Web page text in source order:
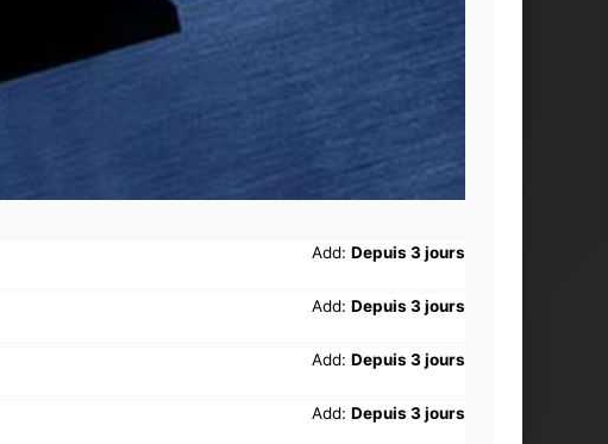
Add: Depuis 3 jours
Add: Depuis 3 jours
Add: Depuis 3 jours
Add: Depuis 3 jours